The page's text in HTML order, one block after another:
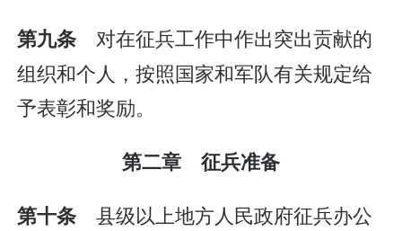
第九条 对在征兵工作中作出突出贡献的
组织和个人，按照国家和军队有关规定给
予表彰和奖励。
第二章 征兵准备
第十条 县级以上地方人民政府征兵办公